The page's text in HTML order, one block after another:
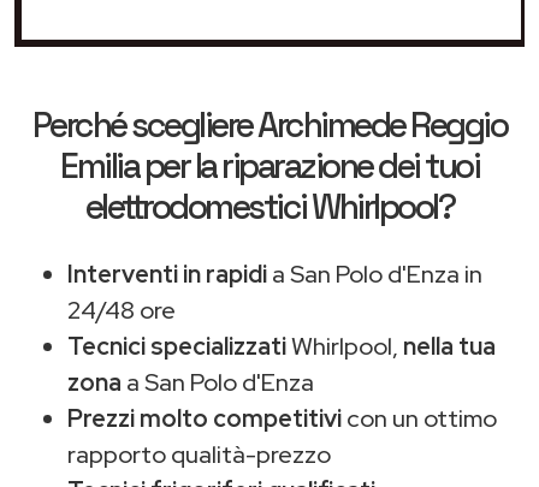
Perché scegliereArchimede Reggio
Emiliaper la riparazione dei tuoi
elettrodomestici Whirlpool?
Interventi in rapidia San Polo d'Enza in
24/48 ore
Tecnici specializzatiWhirlpool, nella tua
zona a San Polo d'Enza
Prezzi molto competitivicon un ottimo
rapporto qualità-prezzo